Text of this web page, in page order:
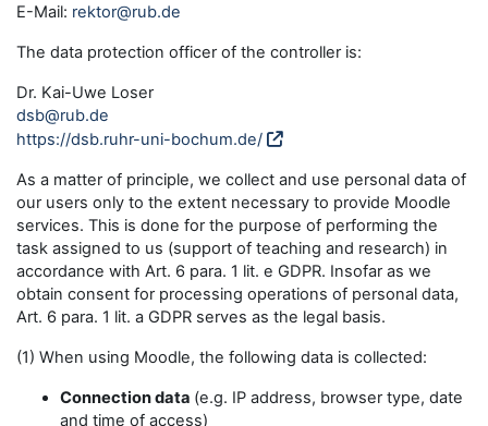
E-Mail: rektor@rub.de
The data protection officer of the controller is:
Dr. Kai-Uwe Loser
dsb@rub.de
https://dsb.ruhr-uni-bochum.de/
As a matter of principle, we collect and use personal data of
our users only to the extent necessary to provide Moodle
services. This is done for the purpose of performing the
task assigned to us (support of teaching and research) in
accordance with Art. 6 para. 1 lit. e GDPR. Insofar as we
obtain consent for processing operations of personal data,
Art. 6 para. 1 lit. a GDPR serves as the legal basis.
(1) When using Moodle, the following data is collected:
Connection data (e.g. IP address, browser type, date
and time of access)